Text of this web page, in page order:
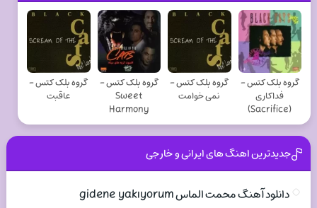
گروه بلک کتس -
فداکاری
(Sacrifice)
گروه بلک کتس -
نمی خوامت
گروه بلک کتس -
Sweet
Harmony
گروه بلک کتس -
عاقبت
جدیدترین اهنگ های ایرانی و خارجی
دانلود آهنگ محمت الماس gidene yakıyorum